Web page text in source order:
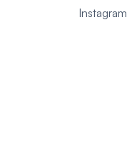
Instagram